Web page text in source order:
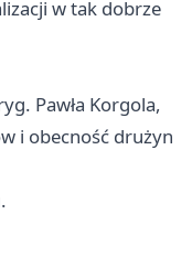
w tak dobrze
Pawła Korgola,
i obecność drużyn
.